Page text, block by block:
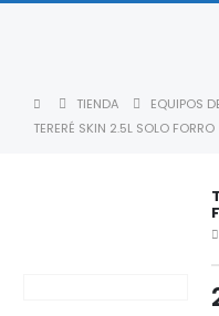
TIENDA EQUIPOS
TERERÉ SKIN 2.5L SOLO FORRO